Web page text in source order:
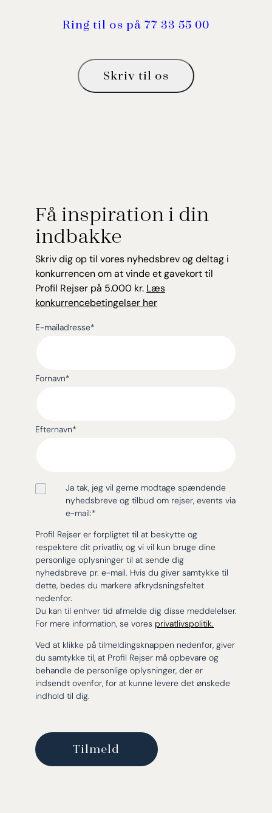
Ring til os på 77 33 55 00
Skriv til os
Få inspiration i din
indbakke
Skriv dig op til vores nyhedsbrev og deltag i
konkurrencen om at vinde et gavekort til
Profil Rejser på 5.000 kr. Læs
konkurrencebetingelser her
E-mailadresse*
Fornavn*
Efternavn*
Ja tak, jeg vil gerne modtage spændende
nyhedsbreve og tilbud om rejser, events via
e-mail:*
Profil Rejser er forpligtet til at beskytte og
respektere dit privatliv, og vi vil kun bruge dine
personlige oplysninger til at sende dig
nyhedsbreve pr. e-mail. Hvis du giver samtykke til
dette, bedes du markere afkrydsningsfeltet
nedenfor.
Du kan til enhver tid afmelde dig disse meddelelser.
For mere information, se vores privatlivspolitik.
Ved at klikke på tilmeldingsknappen nedenfor, giver
du samtykke til, at Profil Rejser må opbevare og
behandle de personlige oplysninger, der er
indsendt ovenfor, for at kunne levere det ønskede
indhold til dig.